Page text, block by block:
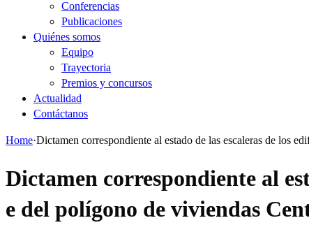
Conferencias
Publicaciones
Quiénes somos
Equipo
Trayectoria
Premios y concursos
Actualidad
Contáctanos
Home·Dictamen correspondiente al estado de las escaleras de los
Dictamen correspondiente al
e del polígono de viviendas